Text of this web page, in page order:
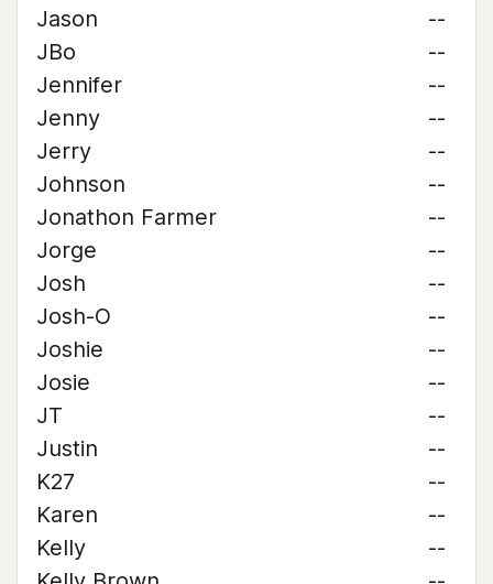
Jason
--
JBo
--
Jennifer
--
Jenny
--
Jerry
--
Johnson
--
Jonathon Farmer
--
Jorge
--
Josh
--
Josh-O
--
Joshie
--
Josie
--
JT
--
Justin
--
K27
--
Karen
--
Kelly
--